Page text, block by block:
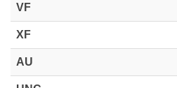
VF
XF
AU